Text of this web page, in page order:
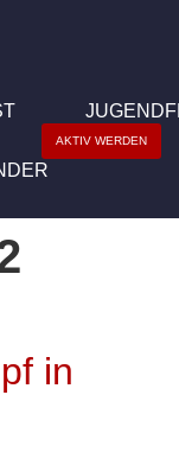
AKTIV WERDEN
in